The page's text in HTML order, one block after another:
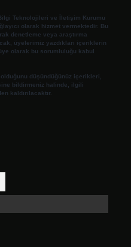
Teknolojileri ve İletişim Kurumu
olarak hizmet vermektedir. Bu
denetleme veya araştırma
üyelerimiz yazdıkları içeriklerin
olarak bu sorumluluğu kabul
düşündüğünüz içerikleri,
bildirmeniz halinde, ilgili
kaldırılacaktır.